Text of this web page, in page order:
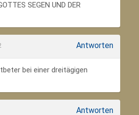
SEGEN UND DER
Antworten
bei einer dreitägigen
Antworten